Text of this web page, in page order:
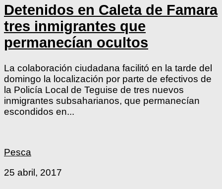
Detenidos en Caleta de Famara
tres inmigrantes que
permanecían ocultos
La colaboración ciudadana facilitó en la tarde del
domingo la localización por parte de efectivos de
la Policía Local de Teguise de tres nuevos
inmigrantes subsaharianos, que permanecían
escondidos en...
Pesca
25 abril, 2017